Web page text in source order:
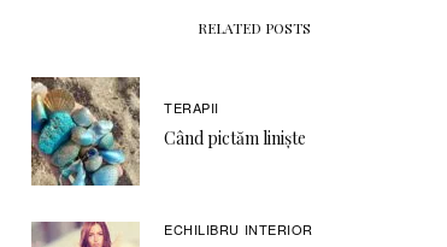
RELATED POSTS
TERAPII
Când pictăm liniște
ECHILIBRU INTERIOR